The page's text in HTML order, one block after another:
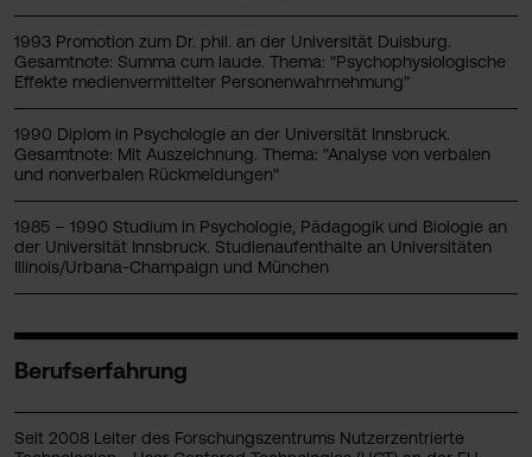
1993 Promotion zum Dr. phil. an der Universität Duisburg.
Gesamtnote: Summa cum laude. Thema: "Psychophysiologische
Effekte medienvermittelter Personenwahrnehmung"
1990 Diplom in Psychologie an der Universität Innsbruck.
Gesamtnote: Mit Auszeichnung. Thema: "Analyse von verbalen
und nonverbalen Rückmeldungen"
1985 – 1990 Studium in Psychologie, Pädagogik und Biologie an
der Universität Innsbruck. Studienaufenthalte an Universitäten
Illinois/Urbana-Champaign und München
Berufserfahrung
Seit 2008 Leiter des Forschungszentrums Nutzerzentrierte